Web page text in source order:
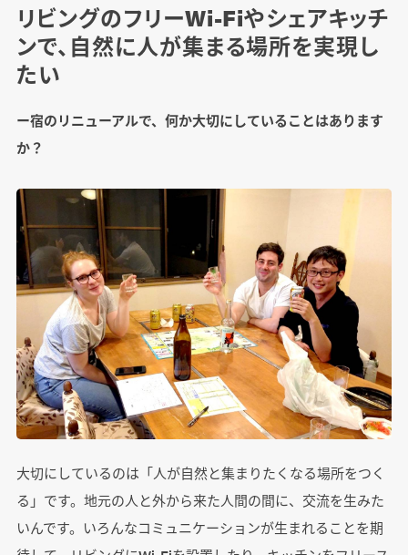
リビングのフリーWi-Fiやシェアキッチ
ンで、自然に人が集まる場所を実現し
たい
ー宿のリニューアルで、何か大切にしていることはあります
か？
大切にしているのは「人が自然と集まりたくなる場所をつく
る」です。地元の人と外から来た人間の間に、交流を生みた
いんです。いろんなコミュニケーションが生まれることを期